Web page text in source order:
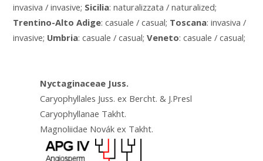
invasiva / invasive; Sicilia: naturalizzata / naturalized;
Trentino-Alto Adige: casuale / casual; Toscana: invasiva /
invasive; Umbria: casuale / casual;Veneto: casuale / casual;
Nyctaginaceae Juss.
Caryophyllales Juss. ex Bercht. & J.Presl
Caryophyllanae Takht.
Magnoliidae Novák ex Takht.